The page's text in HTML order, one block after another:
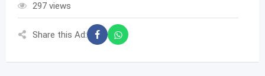
297 views
Share this Ad: